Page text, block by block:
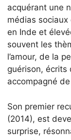
acquérant une
médias sociaux
en Inde et
souvent les
l’amour, de la
guérison, écrits
accompagné
Son premier
(2014), est
surprise,